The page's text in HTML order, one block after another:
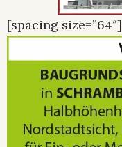
[spacing size=”64″]